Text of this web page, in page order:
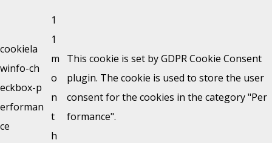
cookiela
winfo-ch
eckbox-p
erforman
ce
1
1
m
o
n
t
h
This cookie is set by GDPR Cookie Consent
plugin. The cookie is used to store the user
consent for the cookies in the category "Per
formance".